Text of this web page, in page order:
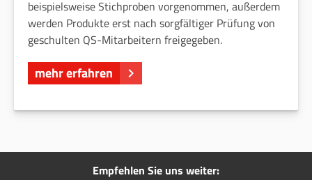
beispielsweise Stichproben vorgenommen, außerdem
werden Produkte erst nach sorgfältiger Prüfung von
geschulten QS-Mitarbeitern freigegeben.
mehr erfahren
Empfehlen Sie uns weiter: